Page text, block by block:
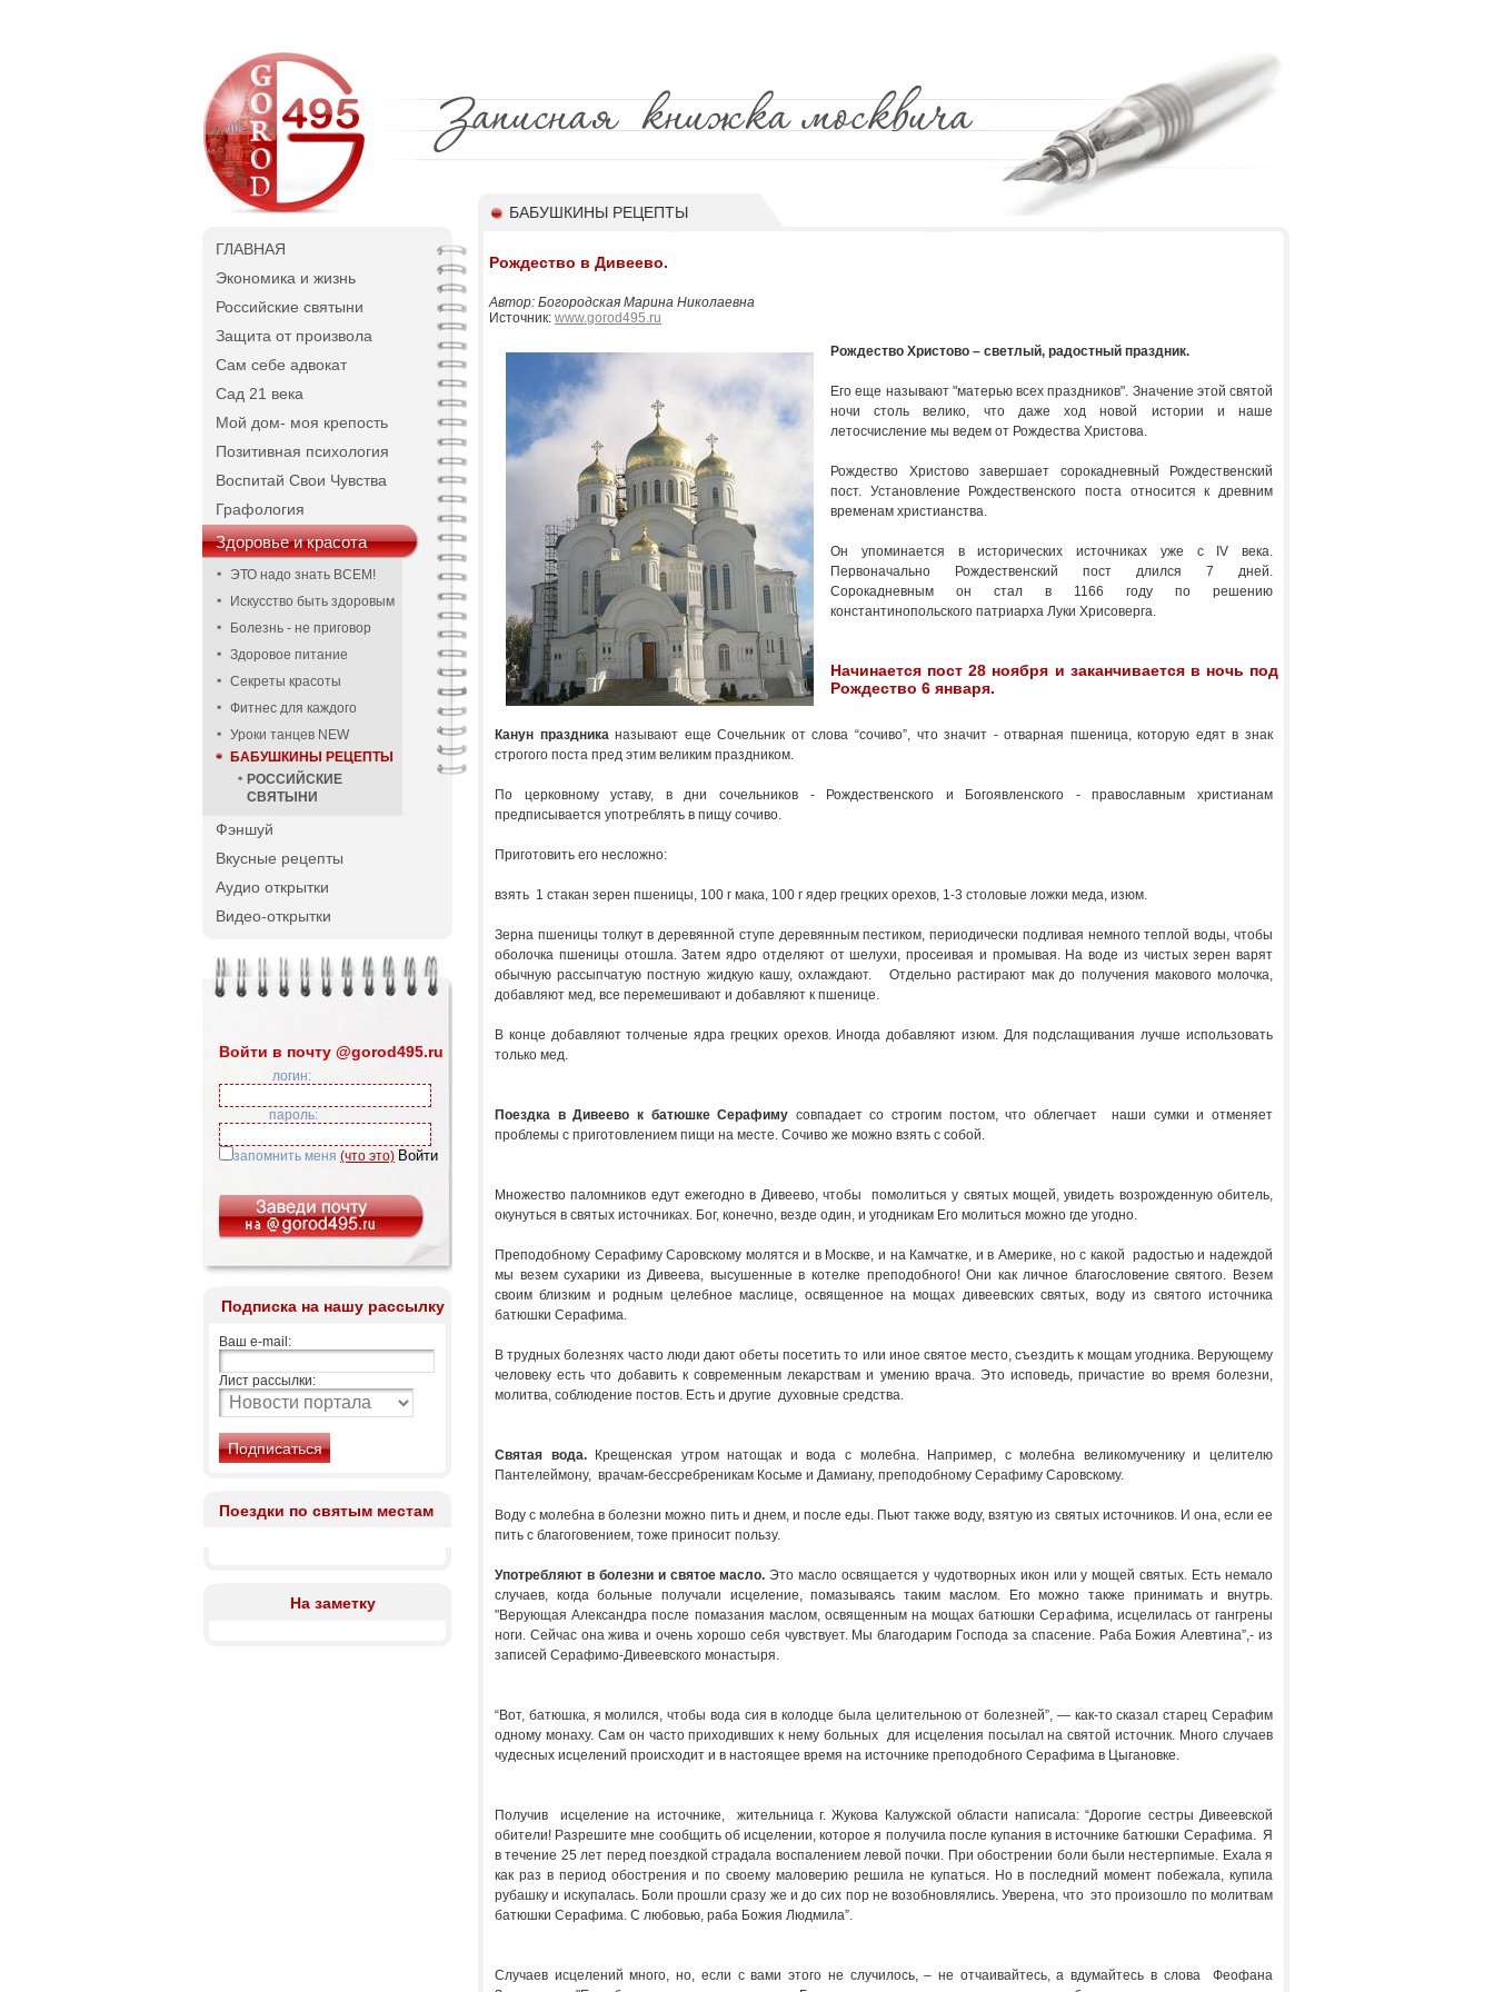
ГЛАВНАЯ
Экономика и жизнь
Российские святыни
Защита от произвола
Сам себе адвокат
Сад 21 века
Мой дом- моя крепость
Позитивная психология
Воспитай Свои Чувства
Графология
Здоровье и красота
ЭТО надо знать ВСЕМ!
Искусство быть здоровым
Болезнь - не приговор
Здоровое питание
Секреты красоты
Фитнес для каждого
Уроки танцев NEW
БАБУШКИНЫ РЕЦЕПТЫ
РОССИЙСКИЕ
СВЯТЫНИ
Фэншуй
Вкусные рецепты
Аудио открытки
Видео-открытки
Войти в почту @gorod495.ru
логин:
пароль:
запомнить меня (что это)
Подписка на нашу рассылку
Ваш e-mail:
Лист рассылки:
Поездки по святым местам
На заметку
БАБУШКИНЫ РЕЦЕПТЫ
Рождество в Дивеево.
Автор: Богородская Марина Николаевна
Источник: www.gorod495.ru
Рождество Христово – светлый, радостный праздник.
Его еще называют "матерью всех праздников". Значение этой святой
ночи столь велико, что даже ход новой истории и наше
летосчисление мы ведем от Рождества Христова.
Рождество Христово завершает сорокадневный Рождественский
пост. Установление Рождественского поста относится к древним
временам христианства.
Он упоминается в исторических источниках уже с IV века.
Первоначально Рождественский пост длился 7 дней.
Сорокадневным он стал в 1166 году по решению
константинопольского патриарха Луки Хрисоверга.
Начинается пост 28 ноября и заканчивается в ночь под
Рождество 6 января.
Канун праздниканазывают еще Сочельник от слова “сочиво”, что значит - отварная пшеница, которую едят в знак
строгого поста пред этим великим праздником.
По церковному уставу, в дни сочельников - Рождественского и Богоявленского - православным христианам
предписывается употреблять в пищу сочиво.
Приготовить его несложно:
взять 1 стакан зерен пшеницы, 100 г мака, 100 г ядер грецких орехов, 1-3 столовые ложки меда, изюм.
Зерна пшеницы толкут в деревянной ступе деревянным пестиком, периодически подливая немного теплой воды, чтобы
оболочка пшеницы отошла. Затем ядро отделяют от шелухи, просеивая и промывая. На воде из чистых зерен варят
обычную рассыпчатую постную жидкую кашу, охлаждают. Отдельно растирают мак до получения макового молочка,
добавляют мед, все перемешивают и добавляют к пшенице.
В конце добавляют толченые ядра грецких орехов. Иногда добавляют изюм. Для подслащивания лучше использовать
только мед.
Поездка в Дивеево к батюшке Серафиму совпадает со строгим постом, что облегчает наши сумки и отменяет
проблемы с приготовлением пищи на месте. Сочиво же можно взять с собой.
Множество паломников едут ежегодно в Дивеево, чтобы помолиться у святых мощей, увидеть возрожденную обитель,
окунуться в святых источниках. Бог, конечно, везде один, и угодникам Его молиться можно где угодно.
Преподобному Серафиму Саровскому молятся и в Москве, и на Камчатке, и в Америке, но с какой радостью и надеждой
мы везем сухарики из Дивеева, высушенные в котелке преподобного! Они как личное благословение святого. Везем
своим близким и родным целебное маслице, освященное на мощах дивеевских святых, воду из святого источника
батюшки Серафима.
В трудных болезнях часто люди дают обеты посетить то или иное святое место, съездить к мощам угодника. Верующему
человеку есть что добавить к современным лекарствам и умению врача. Это исповедь, причастие во время болезни,
молитва, соблюдение постов. Есть и другие духовные средства.
Святая вода.Крещенская утром натощак и вода с молебна. Например, с молебна великомученику и целителю
Пантелеймону, врачам-бессребреникам Косьме и Дамиану, преподобному Серафиму Саровскому.
Воду с молебна в болезни можно пить и днем, и после еды. Пьют также воду, взятую из святых источников. И она, если ее
пить с благоговением, тоже приносит пользу.
Употребляют в болезни и святое масло. Это масло освящается у чудотворных икон или у мощей святых. Есть немало
случаев, когда больные получали исцеление, помазываясь таким маслом. Его можно также принимать и внутрь.
"Верующая Александра после помазания маслом, освященным на мощах батюшки Серафима, исцелилась от гангрены
ноги. Сейчас она жива и очень хорошо себя чувствует. Мы благодарим Господа за спасение. Раба Божия Алевтина”,- из
записей Серафимо-Дивеевского монастыря.
“Вот, батюшка, я молился, чтобы вода сия в колодце была целительною от болезней”, — как-то сказал старец Серафим
одному монаху. Сам он часто приходивших к нему больных для исцеления посылал на святой источник. Много случаев
чудесных исцелений происходит и в настоящее время на источнике преподобного Серафима в Цыгановке.
Получив исцеление на источнике, жительница г. Жукова Калужской области написала: “Дорогие сестры Дивеевской
обители! Разрешите мне сообщить об исцелении, которое я получила после купания в источнике батюшки Серафима. Я
в течение 25 лет перед поездкой страдала воспалением левой почки. При обострении боли были нестерпимые. Ехала я
как раз в период обострения и по своему маловерию решила не купаться. Но в последний момент побежала, купила
рубашку и искупалась. Боли прошли сразу же и до сих пор не возобновлялись. Уверена, что это произошло по молитвам
батюшки Серафима. С любовью, раба Божия Людмила”.
Случаев исцелений много, но, если с вами этого не случилось, – не отчаивайтесь, а вдумайтесь в слова Феофана